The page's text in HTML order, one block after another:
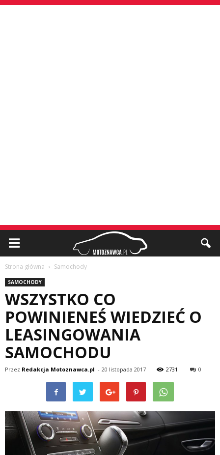
Strona główna Samochody
SAMOCHODY
WSZYSTKO CO
POWINIENEŚ WIEDZIEĆ O
LEASINGOWANIA
SAMOCHODU
Przez Redakcja Motoznawca.pl - 20 listopada 2017 2731 0